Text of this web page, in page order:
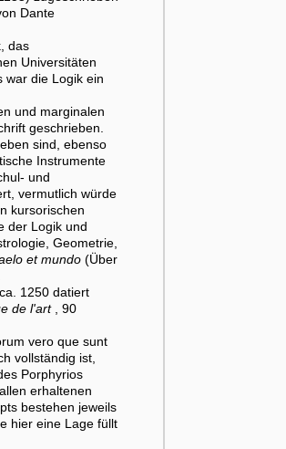
Dante
das
Universitäten
war die Logik ein
und marginalen
geschrieben.
sind, ebenso
Instrumente
und
vermutlich würde
kursorischen
der Logik und
Geometrie,
et mundo(Über
1250 datiert
de l'art, 90
vero que sunt
vollständig ist,
Porphyrios
erhaltenen
bestehen jeweils
hier eine Lage füllt